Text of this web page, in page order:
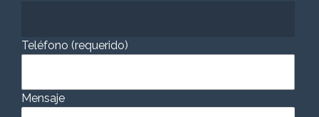
Teléfono (requerido)
Mensaje